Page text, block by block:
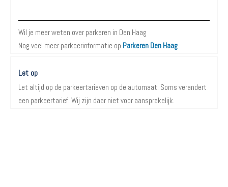
Wil je meer weten over parkeren in Den Haag
Nog veel meer parkeerinformatie op Parkeren Den Haag
Let op
Let altijd op de parkeertarieven op de automaat. Soms verandert
een parkeertarief. Wij zijn daar niet voor aansprakelijk.